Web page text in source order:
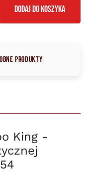
DODAJ DO KOSZYKA
produkty
King -